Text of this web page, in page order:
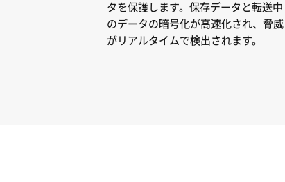
タを保護します。保存データと転送中
のデータの暗号化が高速化され、脅威
がリアルタイムで検出されます。